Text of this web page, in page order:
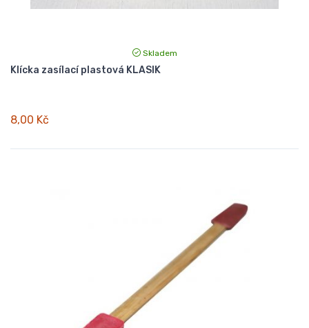
Skladem
Klícka zasílací plastová KLASIK
8,00 Kč